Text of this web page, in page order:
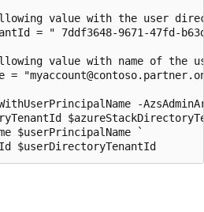
value with the user
= " 7ddf3648-9671-47fd-
value with name of
=
-
$userPrincipalName `